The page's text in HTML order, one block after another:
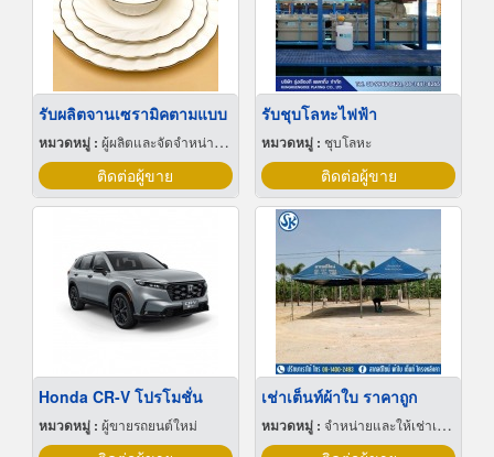
รับผลิตจานเซรามิคตามแบบ
หมวดหมู่ : ผู้ผลิตและจัดจำหน่ายกระเบื้องเซรามิก
ติดต่อผู้ขาย
รับชุบโลหะไฟฟ้า
หมวดหมู่ : ชุบโลหะ
ติดต่อผู้ขาย
Honda CR-V โปรโมชั่น
หมวดหมู่ : ผู้ขายรถยนต์ใหม่
เช่าเต็นท์ผ้าใบ ราคาถูก
หมวดหมู่ : จำหน่ายและให้เช่าเต็นท์